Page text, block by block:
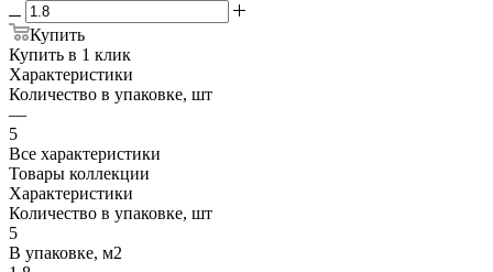
Купить
Купить в 1 клик
Характеристики
Количество в упаковке, шт
—
5
Все характеристики
Товары коллекции
Характеристики
Количество в упаковке, шт
5
В упаковке, м2